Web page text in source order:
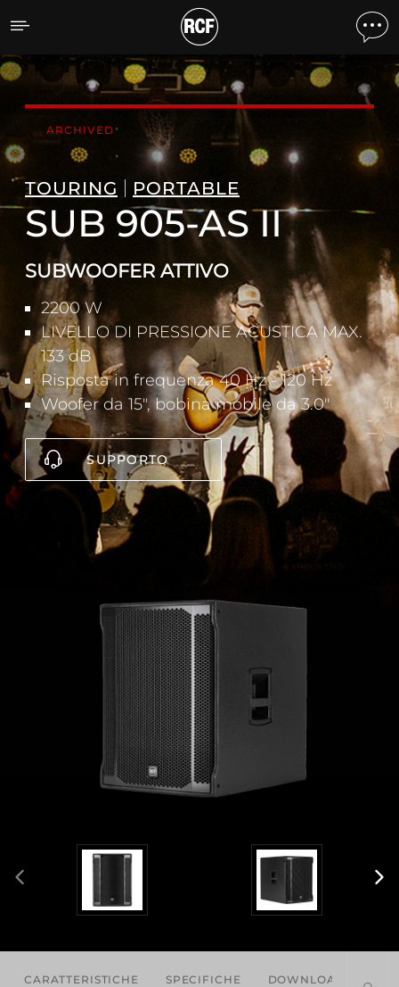
SUB 905-AS II
ARCHIVED
TOURING PORTABLE
SUB 905-AS II
SUBWOOFER ATTIVO
2200 W
LIVELLO DI PRESSIONE ACUSTICA MAX.
133 dB
Risposta in frequenza 40 Hz - 120 Hz
Woofer da 15", bobina mobile da 3.0"
SUPPORTO
CARATTERISTICHE
SPECIFICHE
DOWNLOADS